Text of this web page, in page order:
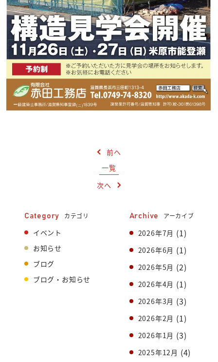
Category カテゴリ
イベント
お知らせ
ブログ
ブログ・お知らせ
Archive アーカイブ
2026年7月 (1)
2026年6月 (1)
2026年5月 (2)
2026年4月 (1)
2026年3月 (3)
2026年2月 (1)
2026年1月 (3)
2025年12月 (4)
前へ
一覧
次へ